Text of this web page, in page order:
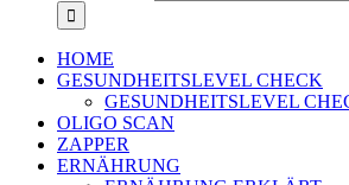
HOME
GESUNDHEITSLEVEL CHECK
GESUNDHEITSLEVEL
OLIGO SCAN
ZAPPER
ERNÄHRUNG